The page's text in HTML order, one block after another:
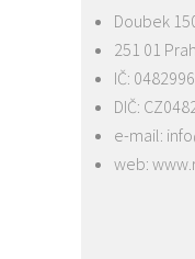
Doubek
251 01
IČ:
DIČ:
e-mail:
web: